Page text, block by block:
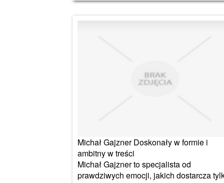
Michał Gajzner Doskonały w formie i
ambitny w treści
Michał Gajzner to specjalista od
prawdziwych emocji, jakich dostarcza